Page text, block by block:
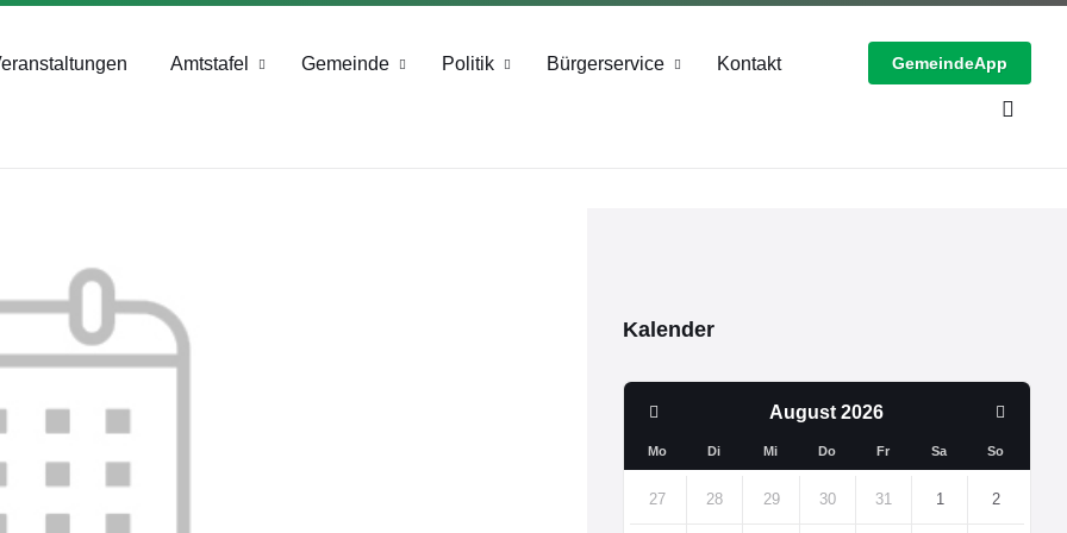
Amtstafel Gemeinde Politik Bürgerservice Kontakt GemeindeApp
Kalender
August2026
Previous
Month
Next
Mo Di Mi Do Fr Sa So
calendar
27 28 29 30 31 1 2